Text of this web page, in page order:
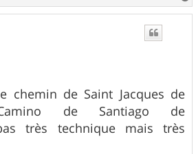
a
chemin de Saint Jacques de
de Santiago de
très technique mais très